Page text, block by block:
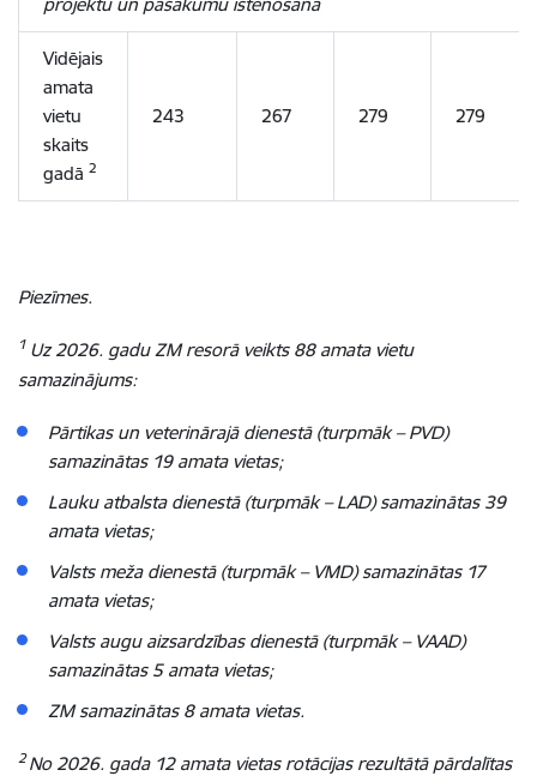
Vidējais
amata
vietu
skaits
gadā 2
243 267 279 279
Piezīmes.
1Uz 2026. gadu ZM resorā veikts 88 amata vietu
samazinājums:
Pārtikas un veterinārajā dienestā (turpmāk – PVD)
samazinātas 19 amata vietas;
Lauku atbalsta dienestā (turpmāk – LAD) samazinātas 39
amata vietas;
Valsts meža dienestā (turpmāk – VMD) samazinātas 17
amata vietas;
Valsts augu aizsardzības dienestā (turpmāk – VAAD)
samazinātas 5 amata vietas;
ZM samazinātas 8 amata vietas.
2No 2026. gada 12 amata vietas rotācijas rezultātā pārdalītas